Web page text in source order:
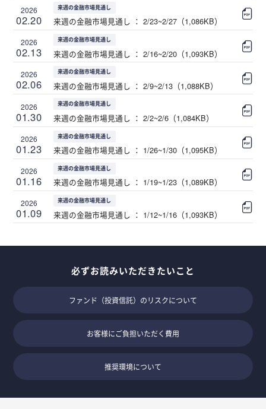
2026
02.20
来週の金融市場見通し
来週の金融市場見通し ： 2/23~2/27（1,086KB）
2026
02.13
来週の金融市場見通し
来週の金融市場見通し ： 2/16~2/20（1,093KB）
2026
02.06
来週の金融市場見通し
来週の金融市場見通し ： 2/9~2/13（1,088KB）
2026
01.30
来週の金融市場見通し
来週の金融市場見通し ： 2/2~2/6（1,084KB）
2026
01.23
来週の金融市場見通し
来週の金融市場見通し ： 1/26~1/30（1,095KB）
2026
01.16
来週の金融市場見通し
来週の金融市場見通し ： 1/19~1/23（1,089KB）
2026
01.09
来週の金融市場見通し
来週の金融市場見通し ： 1/12~1/16（1,093KB）
必ずお読みいただきたいこと
ファンド（投資信託）のリスクについて
お客様にご負担いただく費用
推奨環境について